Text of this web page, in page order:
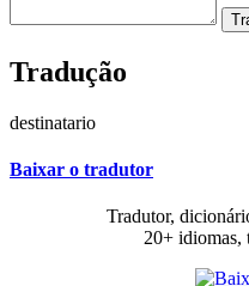
Tradução
destinatario
Baixar o tradutor
Tradutor,
20+ idiomas,